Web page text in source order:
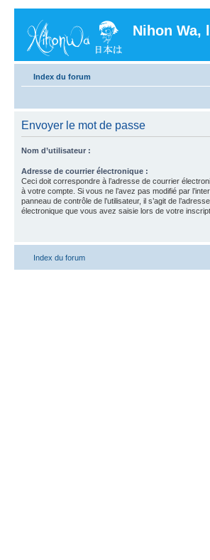
Nihon Wa,
Index du forum
Envoyer le mot de passe
Nom d’utilisateur :
Adresse de courrier électronique :
Ceci doit correspondre à l’adresse de courrier
à votre compte. Si vous ne l’avez pas modifié par
panneau de contrôle de l’utilisateur, il s’agit de
électronique que vous avez saisie lors de votre
Index du forum